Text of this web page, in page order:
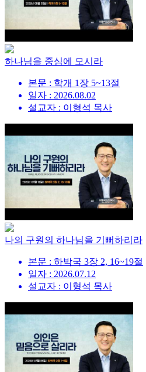
하나님을 중심에 모시라
본문 : 학개 1장 5~13절
일자 : 2026.08.02
설교자 : 이형석 목사
나의 구원의 하나님을 기뻐하리라
본문 : 하박국 3장 2, 16~19절
일자 : 2026.07.12
설교자 : 이형석 목사